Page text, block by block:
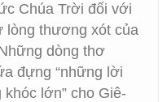
Chúa Trời đối với
lòng thương xót của
dòng thơ
đựng “những lời
khóc lớn” cho Giê-